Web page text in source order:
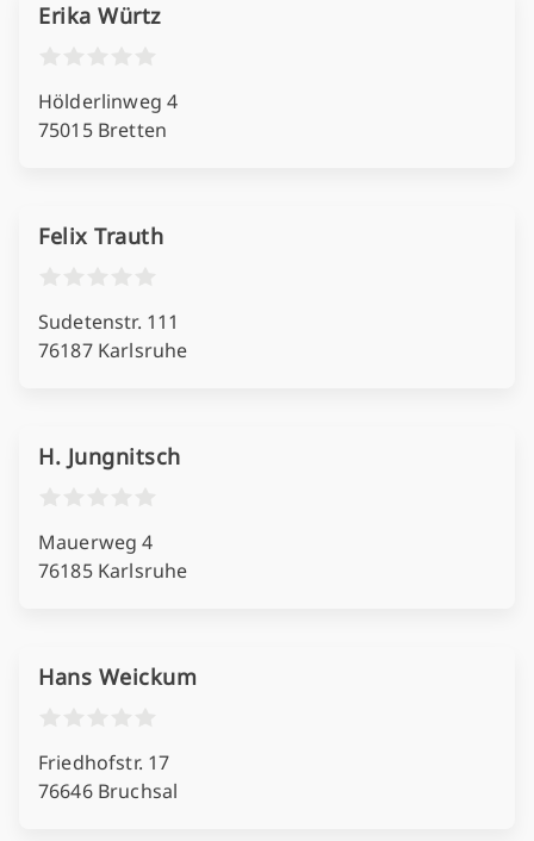
Erika Würtz
Hölderlinweg 4
75015 Bretten
Felix Trauth
Sudetenstr. 111
76187 Karlsruhe
H. Jungnitsch
Mauerweg 4
76185 Karlsruhe
Hans Weickum
Friedhofstr. 17
76646 Bruchsal